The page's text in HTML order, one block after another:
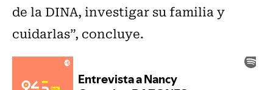
de la DINA, investigar su familia y
cuidarlas”, concluye.